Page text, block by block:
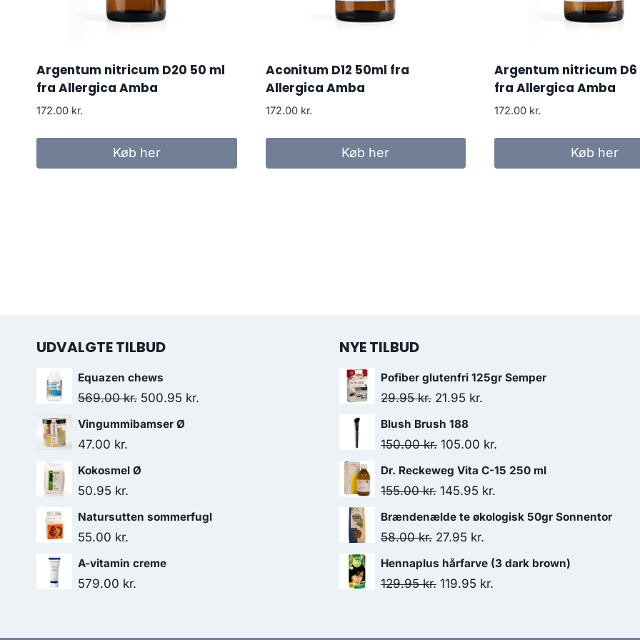
Argentum nitricum D20 50 ml
fra Allergica Amba
172.00 kr.
Køb her
Aconitum D12 50ml fra
Allergica Amba
172.00 kr.
Køb her
Argentum nitricum D6
fra Allergica Amba
172.00 kr.
Køb her
UDVALGTE TILBUD
Equazen chews
569.00kr. Den
oprindelige
500.95 kr.
Vingummibamser Ø
47.00 kr.
Kokosmel Ø
50.95 kr.
Natursutten sommerfugl
55.00 kr.
A-vitamin creme
579.00 kr.
NYE TILBUD
Pofiber glutenfri 125gr Semper
29.95kr. Den
oprindelige
pris
29.95 kr..
21.95 kr.
pris
21.95 kr..
Blush Brush 188
150.00kr. Den
oprindelige
pris
150.00 kr..
105.00 kr.
aktuelle
Dr. Reckeweg Vita C-15 250 ml
155.00kr. Den
oprindelige
pris
var:
155.00 kr..
145.95 kr.
aktuelle
Brændenælde te økologisk 50gr Sonnentor
58.00kr. Den
oprindelige
pris
27.95 kr.
aktuelle
pris
Hennaplus hårfarve (3 dark brown)
129.95kr. Den
119.95 kr.